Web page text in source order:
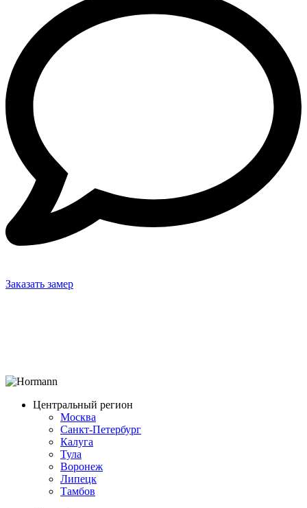
Заказать замер
Центральный регион
Москва
Санкт-Петербург
Калуга
Тула
Воронеж
Липецк
Тамбов